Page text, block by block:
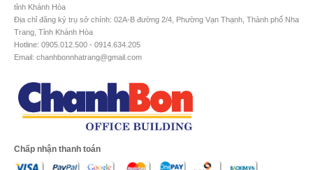
tỉnh Khánh Hòa
Địa chỉ đăng ký trụ sở chính: 02A-B đường 2/4, Phường Vạn Thạnh, Thành phố Nha
Trang, Tỉnh Khánh Hòa
Hotline: 0905.012.500 - 0914.634.205
Email: chanhbonnhatrang@gmail.com
Chấp nhận thanh toán